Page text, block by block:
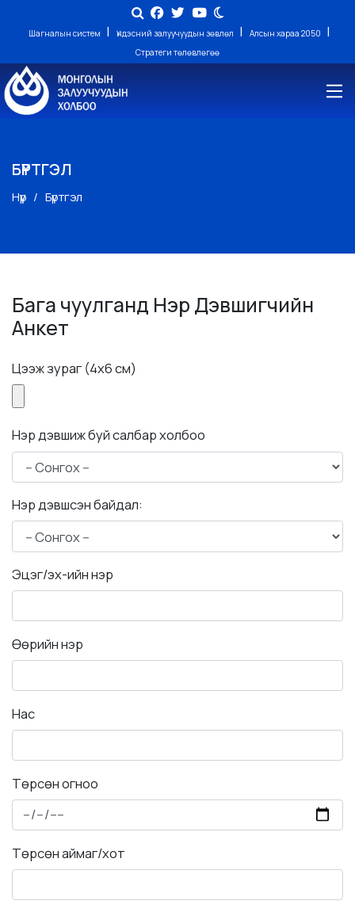
Шагналын систем | Үндэсний залуучуудын зөвлөл | Алсын хараа 2050 |
Стратеги төлөвлөгөө
БҮРТГЭЛ
Нүүр Бүртгэл
Бага чуулганд Нэр Дэвшигчийн
Анкет
Цээж зураг (4x6 см)
Нэр дэвшиж буй салбар холбоо
Нэр дэвшсэн байдал:
Эцэг/эх-ийн нэр
Өөрийн нэр
Нас
Төрсөн огноо
Төрсөн аймаг/хот